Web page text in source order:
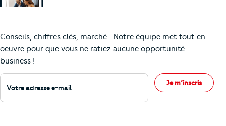
Conseils, chiffres clés, marché… Notre équipe met tout en
oeuvre pour que vous ne ratiez aucune opportunité
business !
Votre adresse e-mail
Je m’inscris